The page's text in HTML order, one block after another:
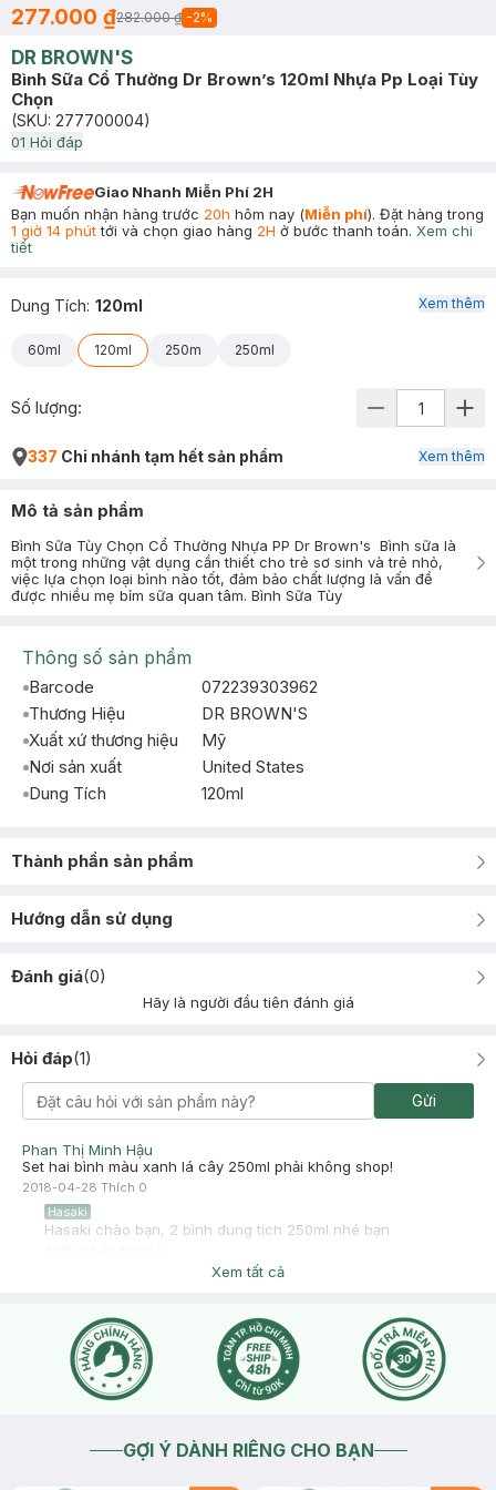
277.000 ₫282.000 ₫ -2%
DR BROWN'S
Bình Sữa Cổ Thường Dr Brown’s 120ml Nhựa Pp Loại Tùy
Chọn
(SKU: 277700004)
01 Hỏi đáp
Giao Nhanh Miễn Phí 2H
Bạn muốn nhận hàng trước 20h hôm nay (Miễn phí). Đặt hàng trong
1 giờ 14 phúttới và chọn giao hàng 2H ở bước thanh toán. Xem chi
tiết
Dung Tích: 120ml
60ml 120ml 250m 250ml
Xem thêm
Số lượng:
337 Chi nhánh tạm hết sản phẩm Xem thêm
Mô tả sản phẩm
Bình Sữa Tùy Chọn Cổ Thường Nhựa PP Dr Brown's Bình sữa là
một trong những vật dụng cần thiết cho trẻ sơ sinh và trẻ nhỏ,
việc lựa chọn loại bình nào tốt, đảm bảo chất lượng là vấn đề
được nhiều mẹ bỉm sữa quan tâm. Bình Sữa Tùy
Thông số sản phẩm
Barcode
072239303962
Thương Hiệu
DR BROWN'S
Xuất xứ thương hiệu
Mỹ
Nơi sản xuất
United States
Dung Tích
120ml
Thành phần sản phẩm
Hướng dẫn sử dụng
Đánh giá(0)
Hãy là người đầu tiên đánh giá
Hỏi đáp(1)
Gửi
Phan Thị Minh Hậu
Set hai bình màu xanh lá cây 250ml phải không shop!
2018-04-28 Thích 0
Hasaki
Hasaki chào bạn, 2 bình dung tích 250ml nhé bạn
Xem tất cả
GỢI Ý DÀNH RIÊNG CHO BẠN